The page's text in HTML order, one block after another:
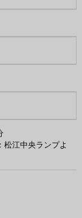
松江中央ランプよ